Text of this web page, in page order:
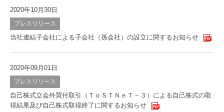
2020年10月30日
プレスリリース
当社連結子会社による子会社（孫会社）の設立に関するお知らせ
2020年09月01日
プレスリリース
自己株式立会外買付取引（ＴｏＳＴＮｅＴ－３）による自己株式の取
得結果及び自己株式取得終了に関するお知らせ